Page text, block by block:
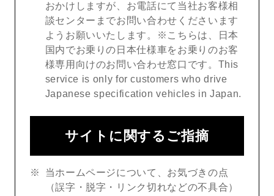
おかけしますが、お電話にて当社お客様相
談センターまでお問い合わせくださいます
ようお願いいたします。※こちらは、日本
国内でお乗りの日本仕様車をお乗りのお客
様専用向けのお問い合わせ窓口です。This
service is only for customers who drive
Japanese specification vehicles in Japan.
サイトに関するご指摘
当ホームページについて、お気づきの点
（誤字・脱字・リンク切れなどの不具合）